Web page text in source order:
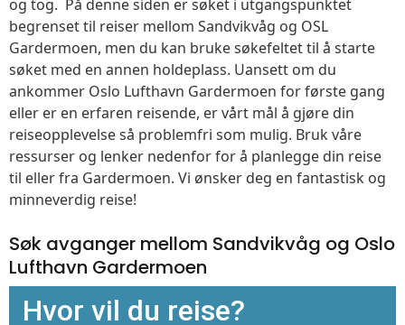
og tog. På denne siden er søket i utgangspunktet
begrenset til reiser mellom Sandvikvåg og OSL
Gardermoen, men du kan bruke søkefeltet til å starte
søket med en annen holdeplass. Uansett om du
ankommer Oslo Lufthavn Gardermoen for første gang
eller er en erfaren reisende, er vårt mål å gjøre din
reiseopplevelse så problemfri som mulig. Bruk våre
ressurser og lenker nedenfor for å planlegge din reise
til eller fra Gardermoen. Vi ønsker deg en fantastisk og
minneverdig reise!
Søk avganger mellom Sandvikvåg og Oslo
Lufthavn Gardermoen
Hvor vil du reise?